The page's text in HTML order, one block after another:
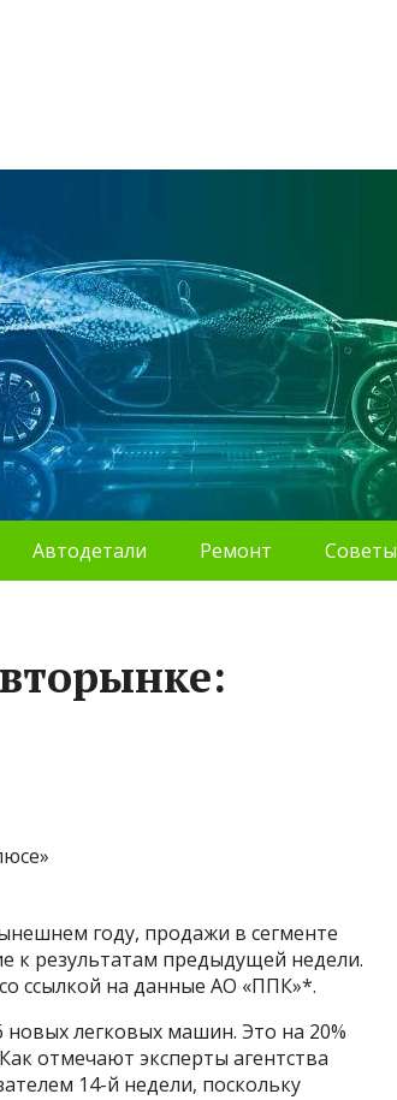
Автодетали Ремонт Советы
году, продажи в сегменте
к результатам предыдущей недели.
ссылкой на данные АО «ППК»*.
новых легковых машин. Это на 20%
отмечают эксперты агентства
14-й недели, поскольку